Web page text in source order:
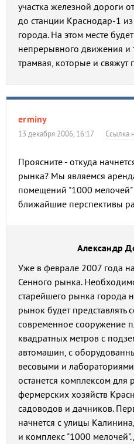
участка железной дороги
до станции Краснодар-1 из
города. На этом месте
непрерывного движения и
трамвая, которые и свяжут
erminy
13 декабря 2006, 16:17 Ссылка
Проясните - откуда
рынка? Мы являемся
помещений "1000 мелочей"
ближайшие перспективы
Александр
Уже в феврале 2007 года
Сенного рынка.
старейшего рынка города
рынок будет представлять
современное сооружение
квадратных метров с
автомашин, с
весовыми и
останется комплексом для
фермерских хозяйств
садоводов и дачников.
начнется с улицы
и комплекс "1000